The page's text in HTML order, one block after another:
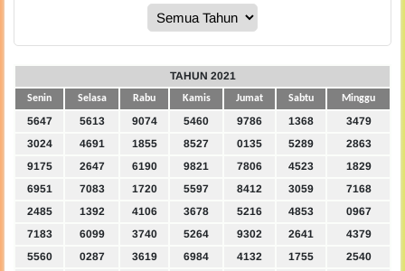
TAHUN 2021
Senin Selasa Rabu Kamis Jumat Sabtu Minggu
5647 5613 9074 5460 9786 1368
3479
3024
4691 1855 8527 0135 5289
2863
9175
2647 6190 9821 7806 4523
1829
6951
7083 1720 5597 8412 3059
7168
2485
1392 4106 3678 5216 4853
0967
7183
6099 3740 5264 9302 2641
4379
5560
0287 3619 6984 4132 1755
2540